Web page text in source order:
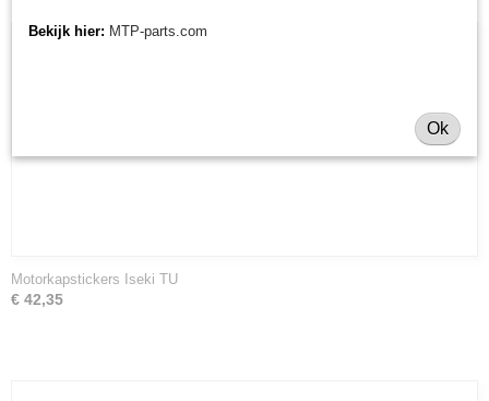
Motorkapstickers Iseki TU
€ 42,35
Bekijk hier: MTP-parts.com
Ok